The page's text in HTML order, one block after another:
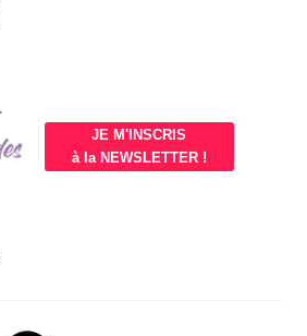
JE M'INSCRIS
à la NEWSLETTER !